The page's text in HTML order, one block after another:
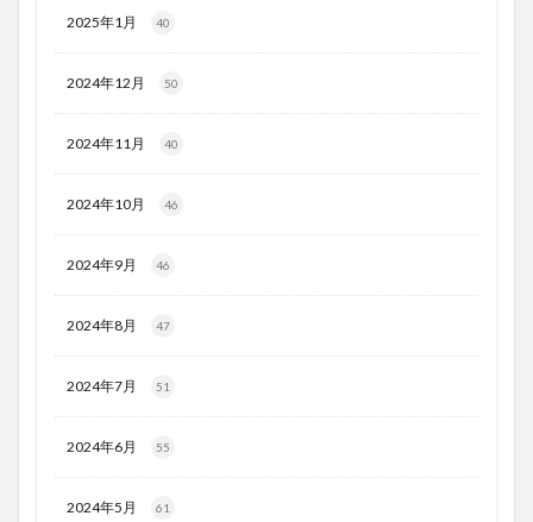
2025年1月 40
2024年12月 50
2024年11月 40
2024年10月 46
2024年9月 46
2024年8月 47
2024年7月 51
2024年6月 55
2024年5月 61